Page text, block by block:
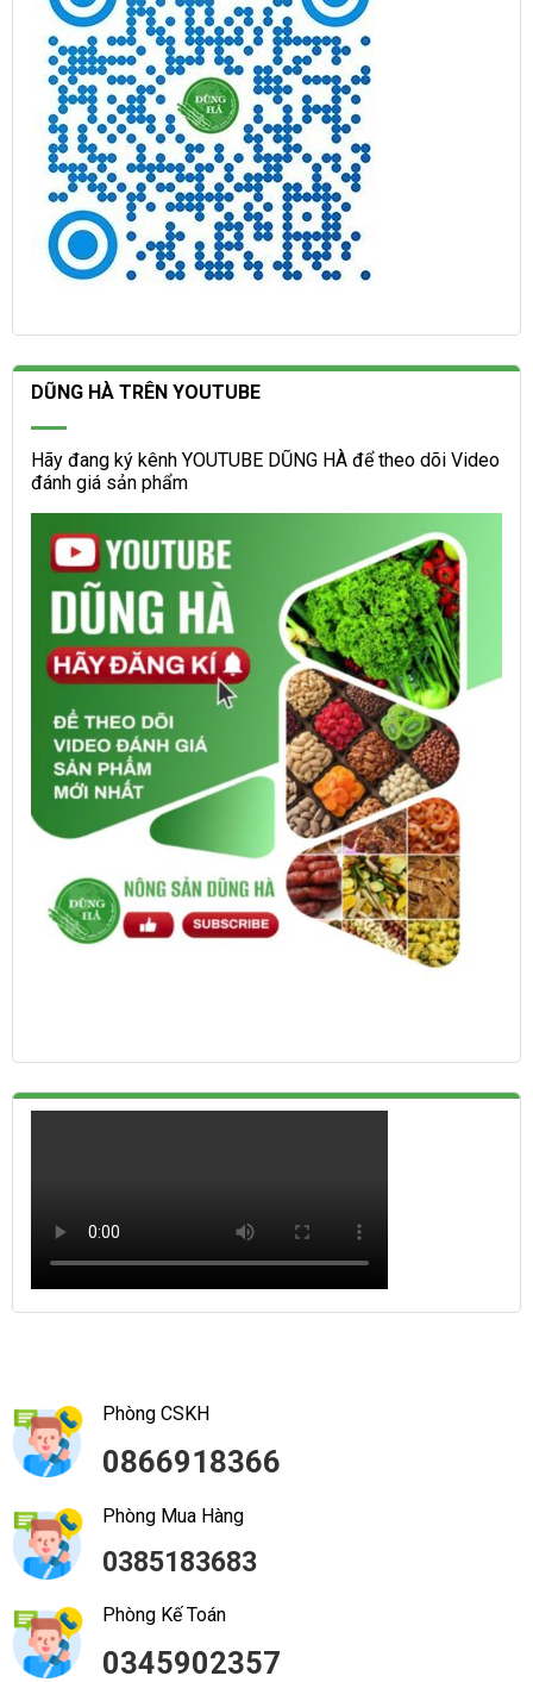
DŨNG HÀ TRÊN YOUTUBE
Hãy đang ký kênh YOUTUBE DŨNG HÀ để theo dõi Video
đánh giá sản phẩm
Phòng CSKH
0866918366
Phòng Mua Hàng
0385183683
Phòng Kế Toán
0345902357